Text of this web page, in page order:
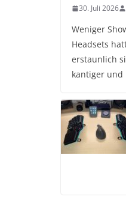
30. Juli 2026
Weniger
Headsets
erstaunlich
kantiger und